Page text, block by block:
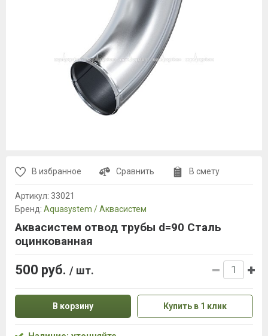
В избранное Сравнить В смету
Артикул: 33021
Бренд: Aquasystem / Аквасистем
Аквасистем отвод трубы d=90 Сталь
оцинкованная
500 руб. / шт.
В корзину Купить в 1 клик